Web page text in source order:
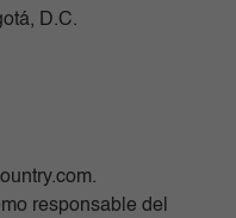
D.C.
responsable del